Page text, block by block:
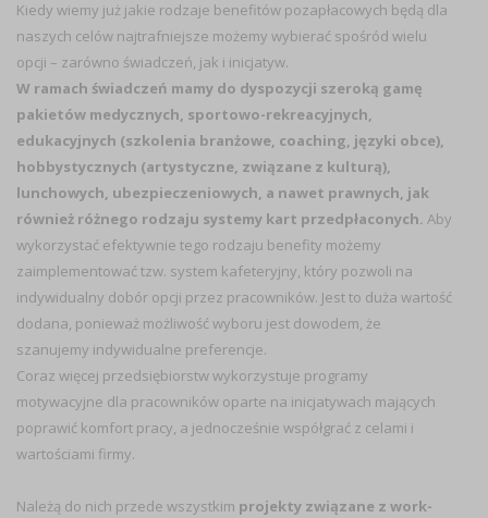
Kiedy wiemy już jakie rodzaje benefitów pozapłacowych będą dla
naszych celów najtrafniejsze możemy wybierać spośród wielu
opcji – zarówno świadczeń, jak i inicjatyw.
W ramach świadczeń mamy do dyspozycji szeroką gamę
pakietów medycznych, sportowo-rekreacyjnych,
edukacyjnych (szkolenia branżowe, coaching, języki obce),
hobbystycznych (artystyczne, związane z kulturą),
lunchowych, ubezpieczeniowych, a nawet prawnych, jak
również różnego rodzaju systemy kart przedpłaconych. Aby
wykorzystać efektywnie tego rodzaju benefity możemy
zaimplementować tzw. system kafeteryjny, który pozwoli na
indywidualny dobór opcji przez pracowników. Jest to duża wartość
dodana, ponieważ możliwość wyboru jest dowodem, że
szanujemy indywidualne preferencje.
Coraz więcej przedsiębiorstw wykorzystuje programy
motywacyjne dla pracowników oparte na inicjatywach mających
poprawić komfort pracy, a jednocześnie współgrać z celami i
wartościami firmy.
Należą do nich przede wszystkim projekty związane z work-